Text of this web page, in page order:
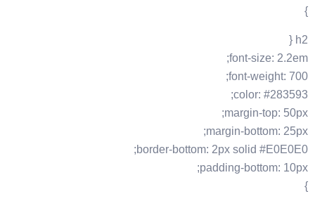
}
h2 {
font-size: 2.2em;
font-weight: 700;
color: #283593;
margin-top: 50px;
margin-bottom: 25px;
border-bottom: 2px solid #E0E0E0;
padding-bottom: 10px;
}